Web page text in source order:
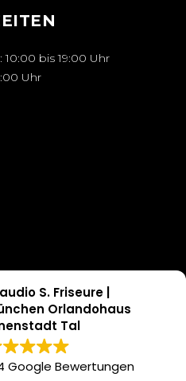
bis 19:00 Uhr
Uhr
S. FRISEURE |
| Datenschutz
S. Friseure |
Orlandohaus
Tal
Google Bewertungen